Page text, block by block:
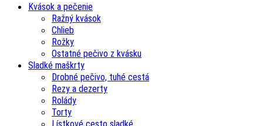
Kvások a pečenie
Ražný kvások
Chlieb
Rožky
Ostatné pečivo z kvásku
Sladké maškrty
Drobné pečivo, tuhé cestá
Rezy a dezerty
Rolády
Torty